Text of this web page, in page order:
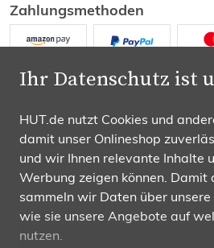
Ihr Datenschutz ist
HUT.de nutzt Cookies und
damit unser Onlineshop
und wir Ihnen relevante Inhalte
Werbung zeigen können. Damit
sammeln wir Daten über
wie sie unsere Angebote auf
nutzen.
Zahlungsmethoden